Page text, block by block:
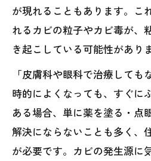
が現れることもあります。こ
れるカビの粒子やカビ毒が、
き起こしている可能性があり
「皮膚科や眼科で治療して
時的によくなっても、すぐに
ある場合、単に薬を塗る・点
解決にならないことも多く、
が必要です。カビの発生源に